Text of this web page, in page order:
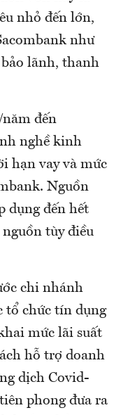
nhỏ đến lớn,
như
lãnh, thanh
đến
nghề kinh
hạn vay và mức
Nguồn
dụng đến hết
tùy điều
chi nhánh
tổ chức tín dụng
mức lãi suất
hỗ trợ doanh
dịch Covid-
phong đưa ra